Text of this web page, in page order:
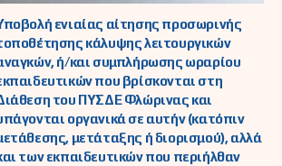
ενιαίας αίτησης προσωρινής
κάλυψης λειτουργικών
ή/και συμπλήρωσης ωραρίου
που βρίσκονται στη
του ΠΥΣΔΕ Φλώρινας και
οργανικά σε αυτήν (κατόπιν
μετάταξης ή διορισμού), αλλά
των εκπαιδευτικών που περιήλθαν